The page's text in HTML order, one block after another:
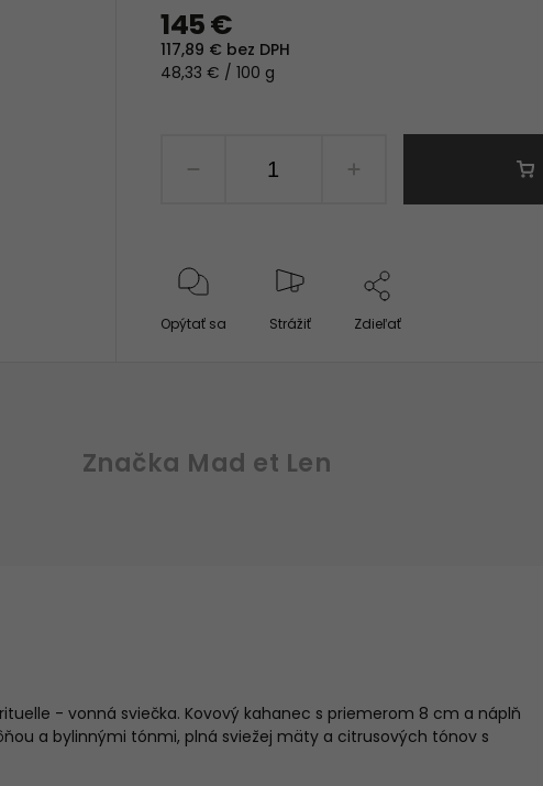
145 €
117,89 € bez DPH
48,33 € / 100 g
Opýtať sa Strážiť Zdieľať
Značka Mad et Len
- vonná sviečka. Kovový kahanec s priemerom 8 cm a náplň
a bylinnými tónmi, plná sviežej mäty a citrusových tónov s